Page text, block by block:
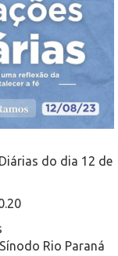
do dia 12 de
Rio Paraná